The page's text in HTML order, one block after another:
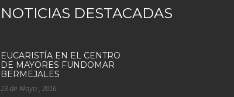
NOTICIAS DESTACADAS
EUCARISTÍA EN EL CENTRO
DE MAYORES FUNDOMAR
BERMEJALES
23 de Mayo , 2016